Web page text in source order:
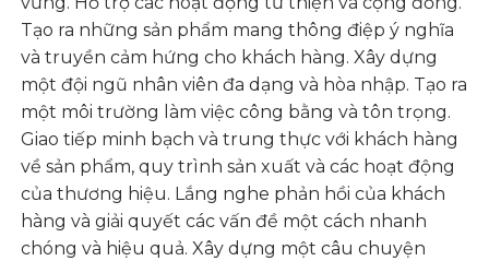
Tạo ra những sản phẩm mang thông điệp ý nghĩa
và truyền cảm hứng cho khách hàng. Xây dựng
một đội ngũ nhân viên đa dạng và hòa nhập. Tạo ra
một môi trường làm việc công bằng và tôn trọng.
Giao tiếp minh bạch và trung thực với khách hàng
về sản phẩm, quy trình sản xuất và các hoạt động
của thương hiệu. Lắng nghe phản hồi của khách
hàng và giải quyết các vấn đề một cách nhanh
chóng và hiệu quả. Xây dựng một câu chuyện